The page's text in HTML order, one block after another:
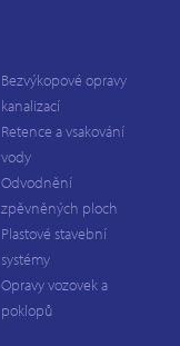
Bezvýkopové opravy
kanalizací
Retence a vsakování
vody
Odvodnění
zpěvněných ploch
Plastové stavební
systémy
Opravy vozovek a
poklopů